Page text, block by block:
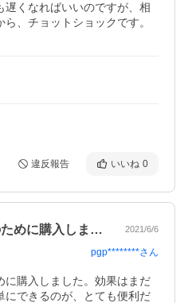
くなればいいのですが、相
、チョットショックです。
違反報告 いいね 0
毛深くて悩んでいる娘のために購入しまし… 2021/6/6
pgp********さん
に購入しました。効果はまだ
にできるのが、とても便利だ